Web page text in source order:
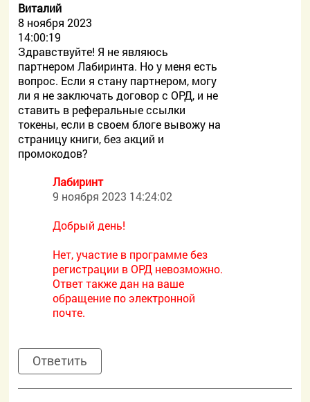
Виталий
8 ноября 2023
14:00:19
Здравствуйте! Я не являюсь
партнером Лабиринта. Но у меня есть
вопрос. Если я стану партнером, могу
ли я не заключать договор с ОРД, и не
ставить в реферальные ссылки
токены, если в своем блоге вывожу на
страницу книги, без акций и
промокодов?
Лабиринт
9 ноября 2023 14:24:02
Добрый день!
Нет, участие в программе без
регистрации в ОРД невозможно.
Ответ также дан на ваше
обращение по электронной
почте.
Ответить